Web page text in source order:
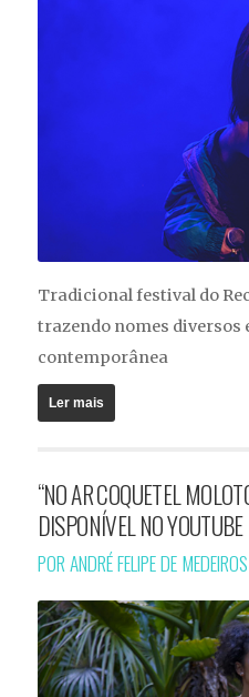
Tradicional festival do
trazendo nomes diversos
contemporânea
Ler mais
“NO AR COQUETEL
DISPONÍVEL NO YOUTUBE
POR ANDRÉ FELIPE DE